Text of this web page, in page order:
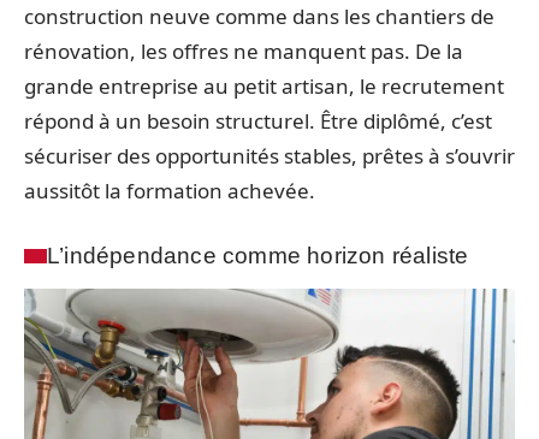
construction neuve comme dans les chantiers de
rénovation, les offres ne manquent pas. De la
grande entreprise au petit artisan, le recrutement
répond à un besoin structurel. Être diplômé, c’est
sécuriser des opportunités stables, prêtes à s’ouvrir
aussitôt la formation achevée.
L’indépendance comme horizon réaliste